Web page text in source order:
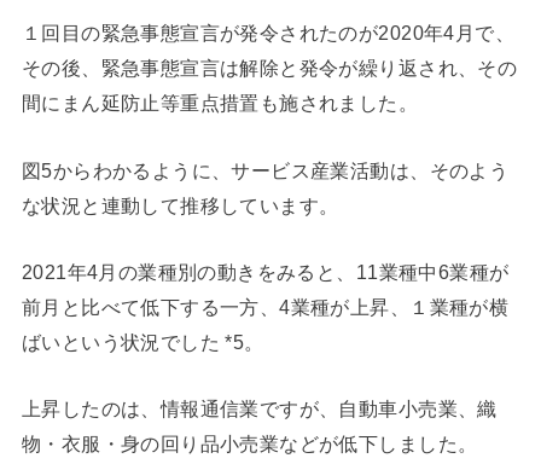
１回目の緊急事態宣言が発令されたのが2020年4月で、
その後、緊急事態宣言は解除と発令が繰り返され、その
間にまん延防止等重点措置も施されました。
図5からわかるように、サービス産業活動は、そのよう
な状況と連動して推移しています。
2021年4月の業種別の動きをみると、11業種中6業種が
前月と比べて低下する一方、4業種が上昇、１業種が横
ばいという状況でした *5。
上昇したのは、情報通信業ですが、自動車小売業、織
物・衣服・身の回り品小売業などが低下しました。